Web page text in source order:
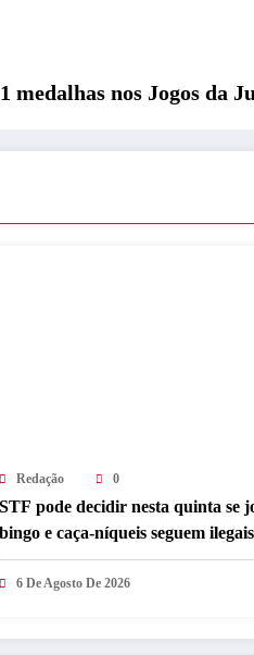
medalhas nos Jogos da
Redação 0
STF pode decidir nesta quinta se
bingo e caça-níqueis seguem ilegais
6 De Agosto De 2026